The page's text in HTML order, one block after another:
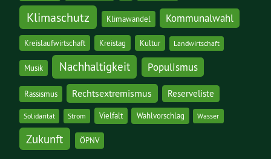
Klimaschutz Klimawandel Kommunalwahl
Kreislaufwirtschaft Kreistag Kultur Landwirtschaft
Musik Nachhaltigkeit Populismus
Rassismus Rechtsextremismus Reserveliste
Solidarität Strom Vielfalt Wahlvorschlag Wasser
Zukunft ÖPNV